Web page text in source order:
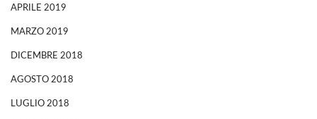
APRILE 2019
MARZO 2019
DICEMBRE 2018
AGOSTO 2018
LUGLIO 2018